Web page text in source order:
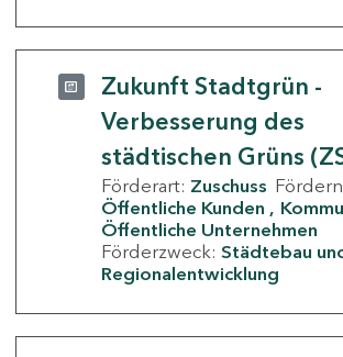
Zukunft Stadtgrün -
Verbesserung des
städtischen Grüns
Förderart: Zuschuss
Öffentliche Kunden
Öffentliche Unternehmen
Förderzweck: Städtebau
Regionalentwicklung